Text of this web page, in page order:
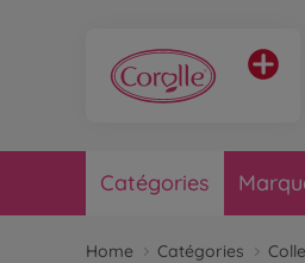
Catégories
Home Catégories